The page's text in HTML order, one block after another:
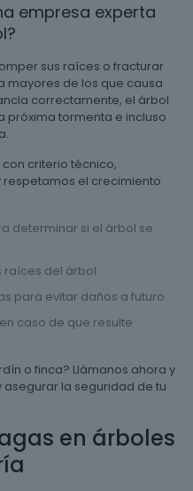
empresa experta
sus raíces o fracturar
mayores de los que causa
correctamente, el árbol
próxima tormenta e incluso
criterio técnico,
el crecimiento
determinar si el árbol se
raíces del árbol.
para evitar daños a futuro.
caso de que resulte
o finca? Llámanos ahora y
la seguridad de tu
en árboles